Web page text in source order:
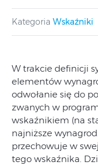
Kategoria Wskaźniki
W trakcie definicji
elementów
odwołanie się do
zwanych w
wskaźnikiem (na
najniższe
przechowuje w
tego wskaźnika.